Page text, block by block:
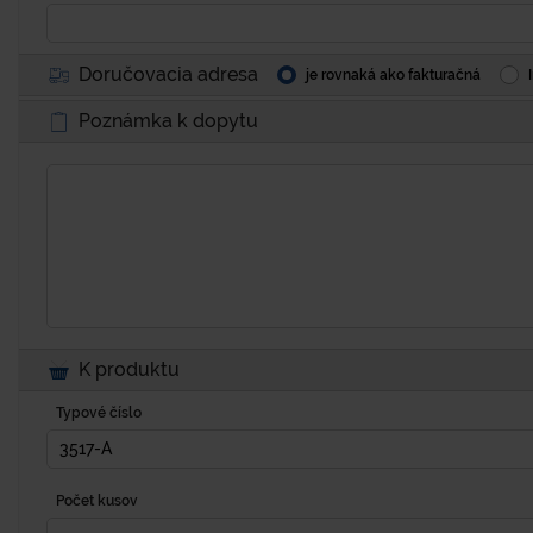
Doručovacia adresa je rovnaká ako fakturačná
Poznámka k dopytu
K produktu
Typové číslo
Počet kusov